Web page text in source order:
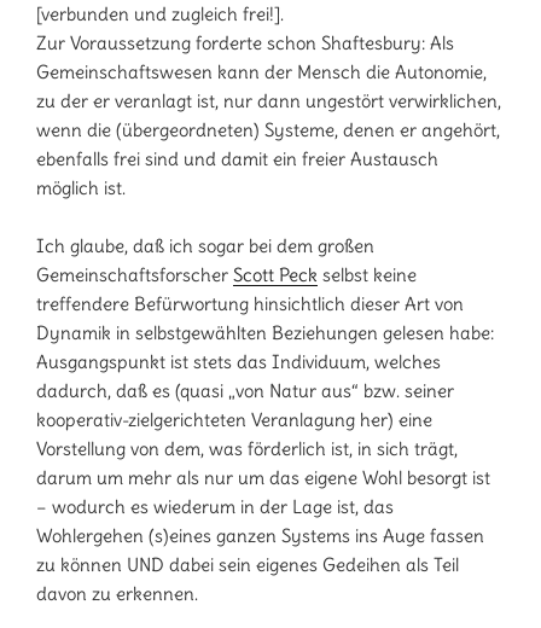
[verbunden und zugleich frei!].
Zur Voraussetzung forderte schon Shaftesbury: Als
Gemeinschaftswesen kann der Mensch die Autonomie,
zu der er veranlagt ist, nur dann ungestört verwirklichen,
wenn die (übergeordneten) Systeme, denen er angehört,
ebenfalls frei sind und damit ein freier Austausch
möglich ist.
Ich glaube, daß ich sogar bei dem großen
Gemeinschaftsforscher Scott Peck selbst keine
treffendere Befürwortung hinsichtlich dieser Art von
Dynamik in selbstgewählten Beziehungen gelesen habe:
Ausgangspunkt ist stets das Individuum, welches
dadurch, daß es (quasi „von Natur aus“ bzw. seiner
kooperativ-zielgerichteten Veranlagung her) eine
Vorstellung von dem, was förderlich ist, in sich trägt,
darum um mehr als nur um das eigene Wohl besorgt ist
– wodurch es wiederum in der Lage ist, das
Wohlergehen (s)eines ganzen Systems ins Auge fassen
zu können UND dabei sein eigenes Gedeihen als Teil
davon zu erkennen.